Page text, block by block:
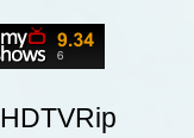
HDTVRip